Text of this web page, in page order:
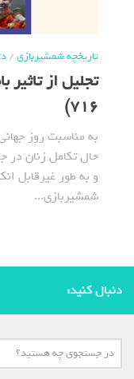
تاریخچه شمشیربازی/
تجلیل از تاثیر
716)
به مناسبت روز
حال تکامل زنان در
و به طور غیرقابل
شمشیربازی...
دنبال کنید: